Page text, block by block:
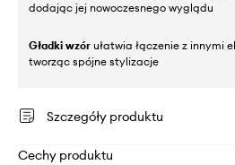
dodając jej nowoczesnego wyglądu
Gładki wzór ułatwia łączenie z innymi
tworząc spójne stylizacje
Szczegóły produktu
Cechy produktu